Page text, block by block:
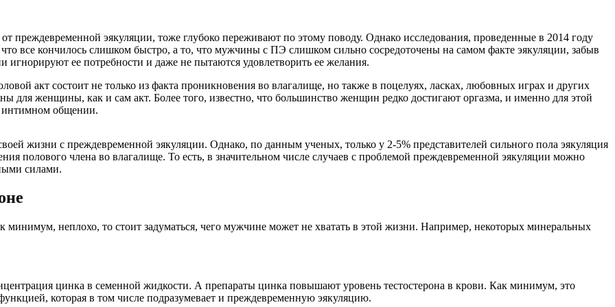
эякуляции, тоже глубоко переживают по этому поводу. Однако исследования, проведенные в 2014 году
все кончилось слишком быстро, а то, что мужчины с ПЭ слишком сильно сосредоточены на самом факте эякуляции, забыв
ее потребности и даже не пытаются удовлетворить ее желания.
акт состоит не только из факта проникновения во влагалище, но также в поцелуях, ласках, любовных играх и других
для женщины, как и сам акт. Более того, известно, что большинство женщин редко достигают оргазма, и именно для этой
интимном общении.
жизни с преждевременной эякуляции. Однако, по данным ученых, только у 2-5% представителей сильного пола эякуляция
полового члена во влагалище. То есть, в значительном числе случаев с проблемой преждевременной эякуляции можно
силами.
минимум, неплохо, то стоит задуматься, чего мужчине может не хватать в этой жизни. Например, некоторых минеральных
цинка в семенной жидкости. А препараты цинка повышают уровень тестостерона в крови. Как минимум, это
которая в том числе подразумевает и преждевременную эякуляцию.